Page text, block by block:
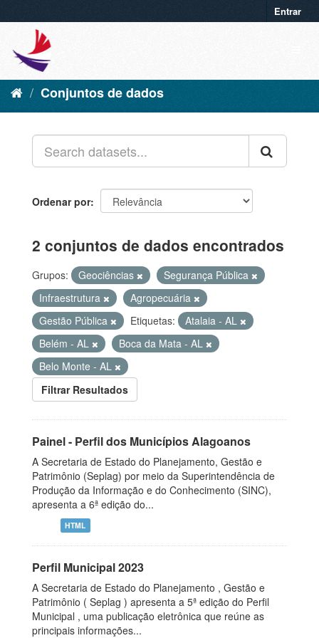
Entrar
Conjuntos de dados
Ordenar por
2 conjuntos de dados encontrados
Grupos: Geociências
Segurança Pública
Infraestrutura
Agropecuária
Gestão Pública
Etiquetas:
Atalaia - AL
Belém - AL
Boca da Mata - AL
Belo Monte - AL
Filtrar Resultados
Painel - Perfil dos Municípios Alagoanos
A Secretaria de Estado do Planejamento, Gestão e
Patrimônio (Seplag) por meio da Superintendência de
Produção da Informação e do Conhecimento (SINC),
apresenta a 6ª edição do...
HTML
Perfil Municipal 2023
A Secretaria de Estado do Planejamento , Gestão e
Patrimônio ( Seplag ) apresenta a 5ª edição do Perfil
Municipal , uma publicação eletrônica que reúne as
principais informações...